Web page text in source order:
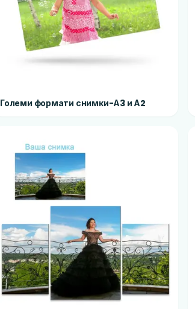
Големи формати снимки-А3 и А2